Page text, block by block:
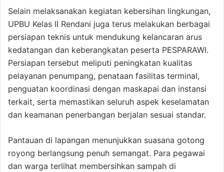
Selain melaksanakan kegiatan kebersihan lingkungan,
UPBU Kelas II Rendani juga terus melakukan berbagai
persiapan teknis untuk mendukung kelancaran arus
kedatangan dan keberangkatan peserta PESPARAWI.
Persiapan tersebut meliputi peningkatan kualitas
pelayanan penumpang, penataan fasilitas terminal,
penguatan koordinasi dengan maskapai dan instansi
terkait, serta memastikan seluruh aspek keselamatan
dan keamanan penerbangan berjalan sesuai standar.
Pantauan di lapangan menunjukkan suasana gotong
royong berlangsung penuh semangat. Para pegawai
dan warga terlihat membersihkan sampah di